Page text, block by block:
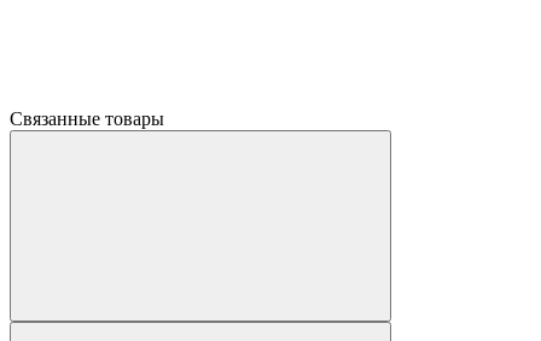
Связанные товары